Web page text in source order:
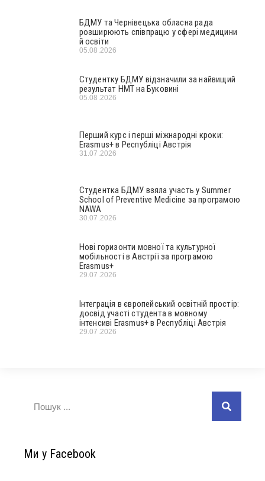
БДМУ та Чернівецька обласна рада
розширюють співпрацю у сфері медицини
й освіти
05.08.2026
Студентку БДМУ відзначили за найвищий
результат НМТ на Буковині
05.08.2026
Перший курс і перші міжнародні кроки:
Erasmus+ в Республіці Австрія
31.07.2026
Студентка БДМУ взяла участь у Summer
School of Preventive Medicine за програмою
NAWA
30.07.2026
Нові горизонти мовної та культурної
мобільності в Австрії за програмою
Erasmus+
29.07.2026
Інтеграція в європейський освітній простір:
досвід участі студента в мовному
інтенсиві Erasmus+ в Республіці Австрія
29.07.2026
Ми у Facebook